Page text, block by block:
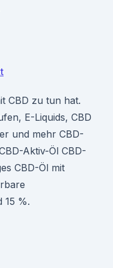
CBD zu tun hat.
E-Liquids, CBD
und mehr CBD-
Aktiv-Öl CBD-
CBD-Öl mit
15 %.